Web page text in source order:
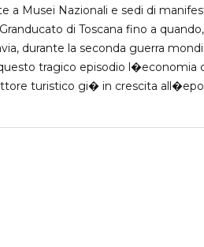
Musei Nazionali e sedi di
di Toscana fino a
durante la seconda guerra
tragico episodio l�economia
turistico gi� in crescita